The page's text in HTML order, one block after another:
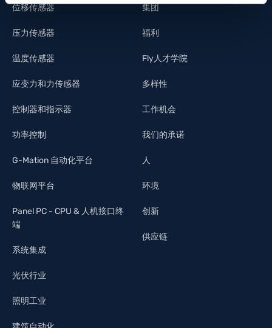
位移传感器
压力传感器
温度传感器
应变力和力传感器
控制器和指示器
功率控制
G-Mation 自动化平台
物联网平台
Panel PC - CPU & 人机接口终
端
系统集成
光伏行业
照明工业
集团
福利
Fly人才学院
多样性
工作机会
我们的承诺
人
环境
创新
供应链